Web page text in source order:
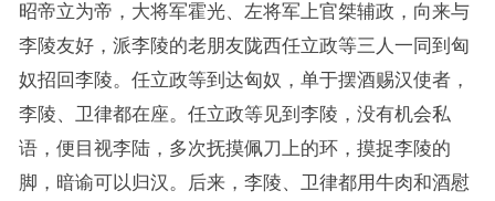
昭帝立为帝，大将军霍光、左将军上官桀辅政，向来与
李陵友好，派李陵的老朋友陇西任立政等三人一同到匈
奴招回李陵。任立政等到达匈奴，单于摆酒赐汉使者，
李陵、卫律都在座。任立政等见到李陵，没有机会私
语，便目视李陆，多次抚摸佩刀上的环，摸捉李陵的
脚，暗谕可以归汉。后来，李陵、卫律都用牛肉和酒慰